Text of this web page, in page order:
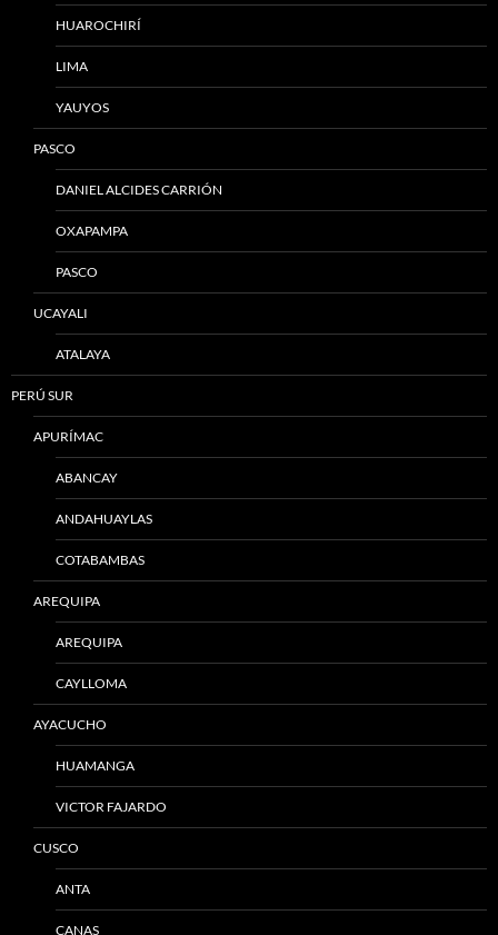
HUAROCHIRÍ
LIMA
YAUYOS
PASCO
DANIEL ALCIDES CARRIÓN
OXAPAMPA
PASCO
UCAYALI
ATALAYA
PERÚ SUR
APURÍMAC
ABANCAY
ANDAHUAYLAS
COTABAMBAS
AREQUIPA
AREQUIPA
CAYLLOMA
AYACUCHO
HUAMANGA
VICTOR FAJARDO
CUSCO
ANTA
CANAS